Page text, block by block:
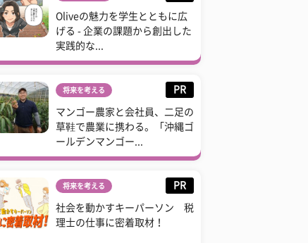
Oliveの魅力を学生とともに広
げる - 企業の課題から創出した
実践的な...
将来を考える PR
マンゴー農家と会社員、二足の
草鞋で農業に携わる。「沖縄ゴ
ールデンマンゴー...
将来を考える PR
社会を動かすキーパーソン 税
理士の仕事に密着取材！